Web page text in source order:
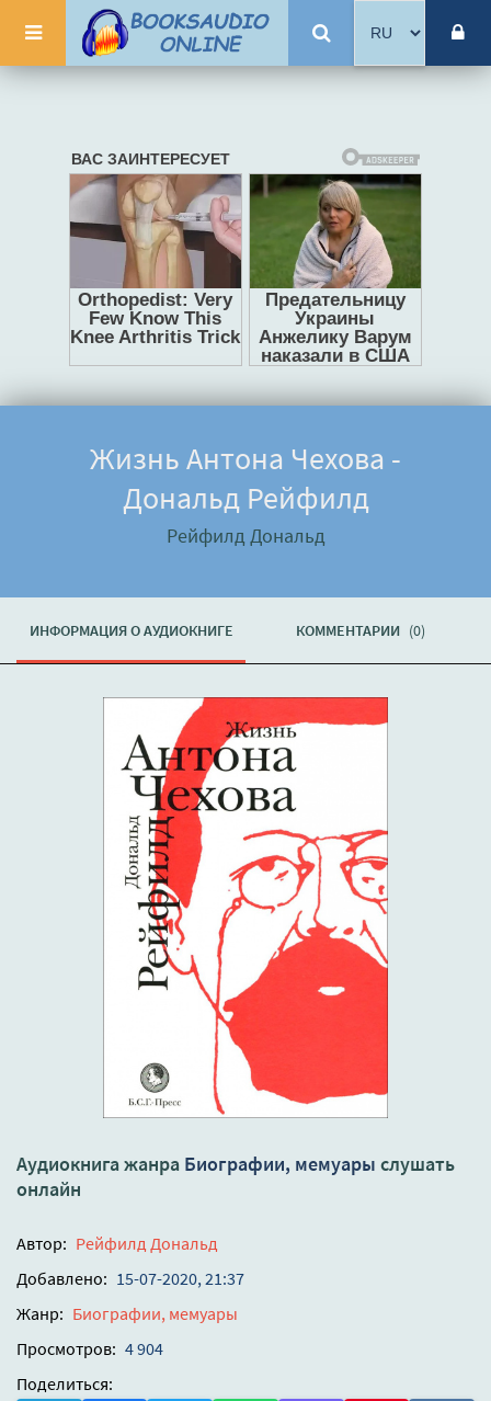
Жизнь Антона Чехова -
Дональд Рейфилд
Рейфилд Дональд
ИНФОРМАЦИЯ О АУДИОКНИГЕ КОММЕНТАРИИ (0)
Аудиокнига жанра Биографии, мемуары слушать
онлайн
Автор: Рейфилд Дональд
Добавлено: 15-07-2020, 21:37
Жанр: Биографии, мемуары
Просмотров: 4 904
Поделиться: